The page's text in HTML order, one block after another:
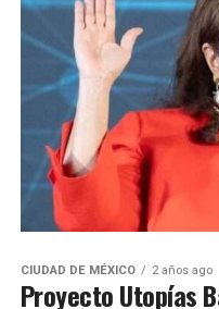
CIUDAD DE MÉXICO 2 años ago
Proyecto Utopías